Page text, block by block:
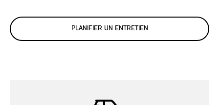
PLANIFIER UN ENTRETIEN